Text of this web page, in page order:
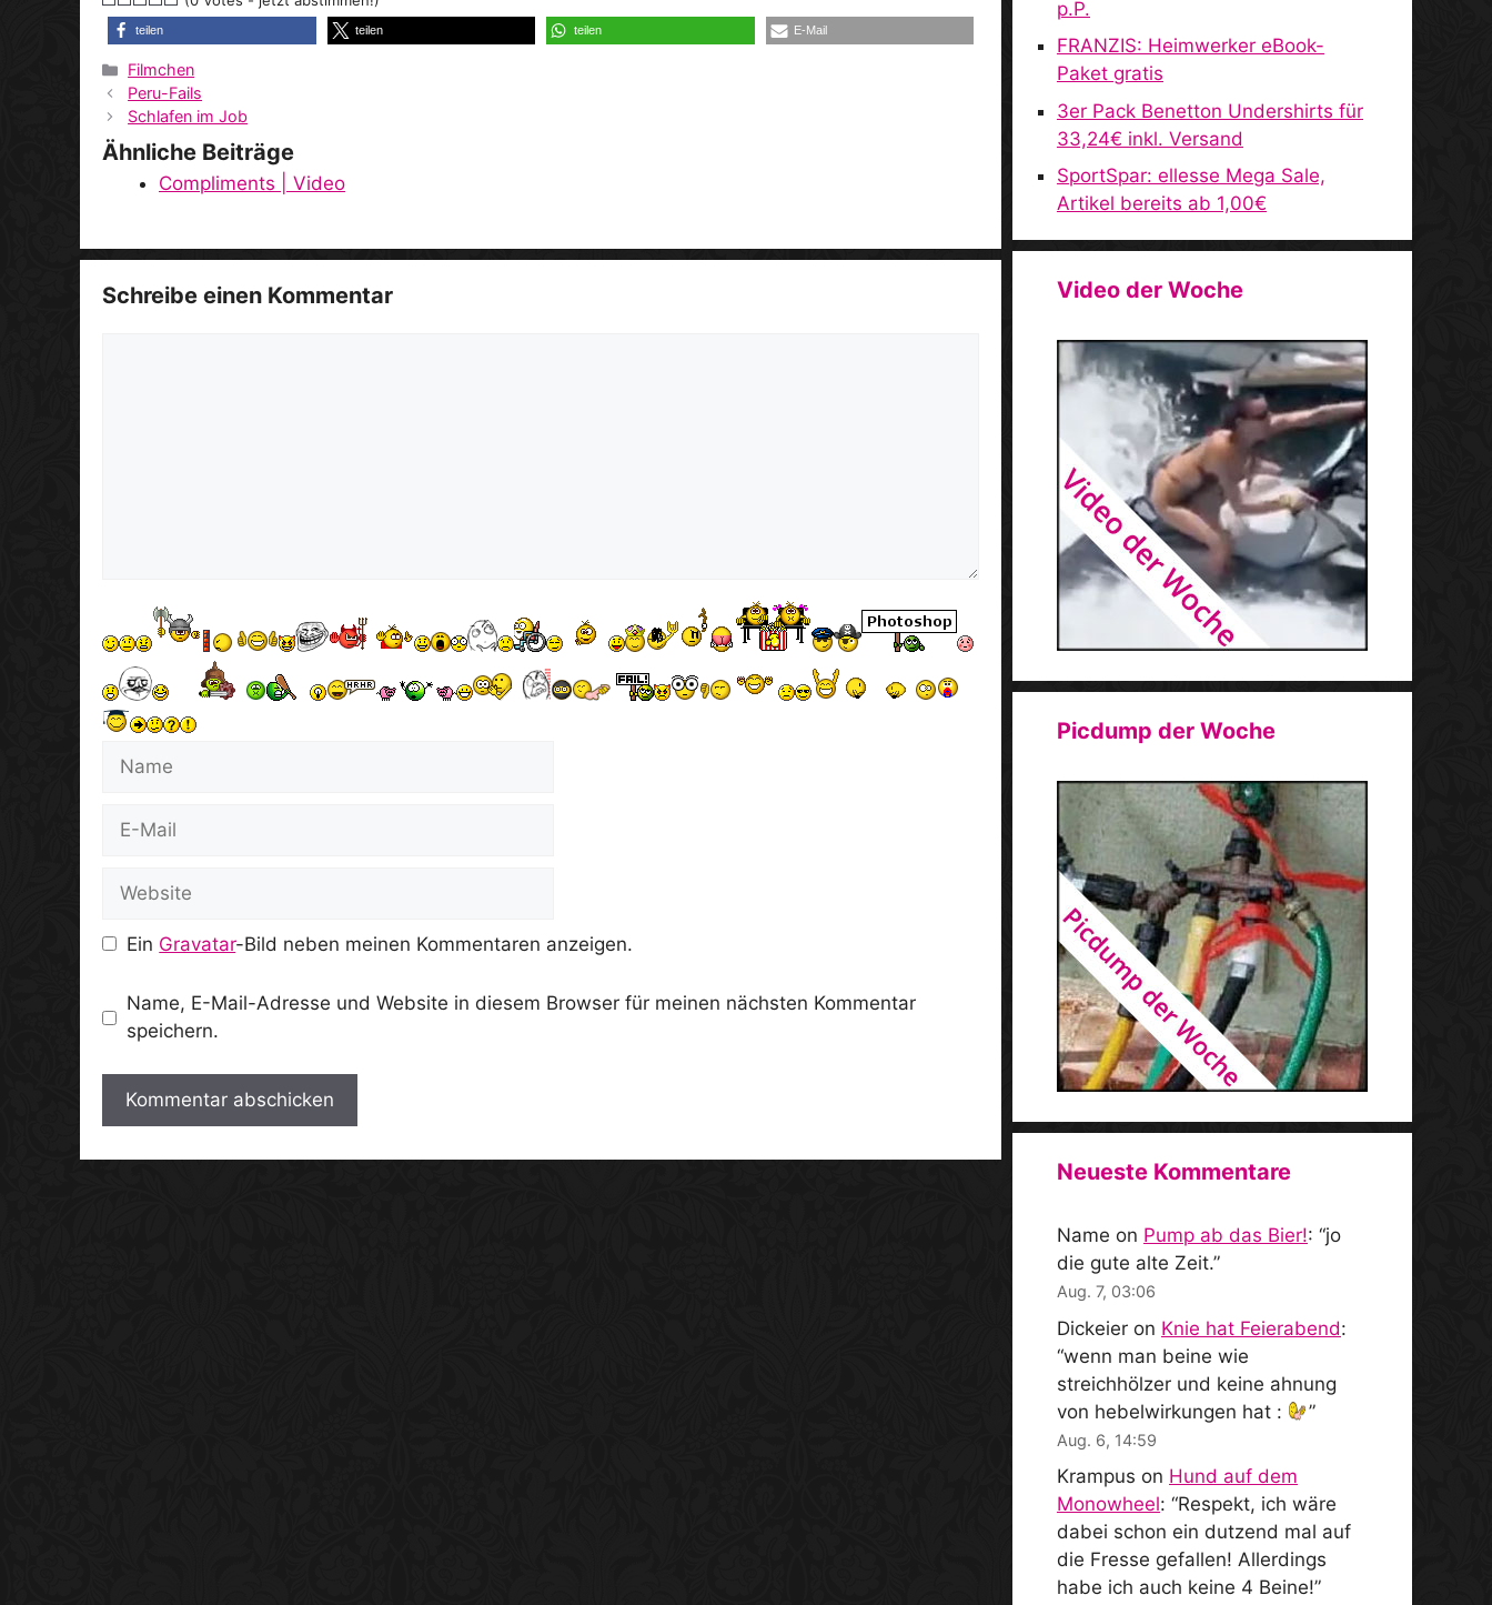
teilen teilen teilen E-Mail
Kategorien
Filmchen
Peru-Fails
Schlafen im Job
Ähnliche Beiträge
Compliments | Video
Schreibe einen Kommentar
Mail
Ein Gravatar-Bild neben meinen Kommentaren anzeigen.
Name, E-Mail-Adresse und Website in diesem Browser für meinen nächsten Kommentar
speichern.
p.P.
FRANZIS: Heimwerker eBook-
Paket gratis
3er Pack Benetton Undershirts für
33,24€ inkl. Versand
SportSpar: ellesse Mega Sale,
Artikel bereits ab 1,00€
Video der Woche
Picdump der Woche
Neueste Kommentare
Name on Pump ab das Bier!: “jo
die gute alte Zeit.”
Aug. 7, 03:06
Dickeier on Knie hat Feierabend:
“wenn man beine wie
streichhölzer und keine ahnung
von hebelwirkungen hat :
”
Aug. 6, 14:59
Krampus on Hund auf dem
Monowheel: “Respekt, ich wäre
dabei schon ein dutzend mal auf
die Fresse gefallen! Allerdings
habe ich auch keine 4 Beine!”